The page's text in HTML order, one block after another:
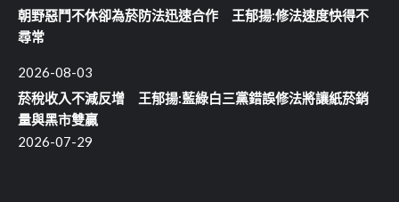
朝野惡鬥不休卻為菸防法迅速合作 王郁揚:修法速度快得不
尋常
2026-08-03
菸稅收入不減反增 王郁揚:藍綠白三黨錯誤修法將讓紙菸銷
量與黑市雙贏
2026-07-29